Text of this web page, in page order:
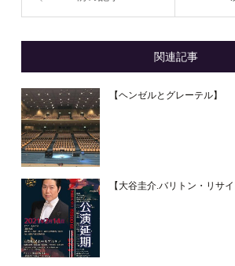
関連記事
【ヘンゼルとグレーテル】
【大谷圭介.バリトン・リサ